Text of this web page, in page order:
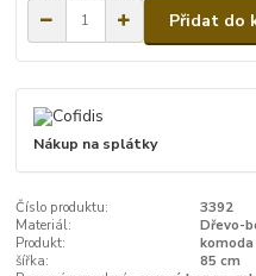
Přidat do
Nákup na splátky
Číslo produktu:
3392
Materiál:
Dřevo-
Produkt:
komoda
šířka:
85 cm